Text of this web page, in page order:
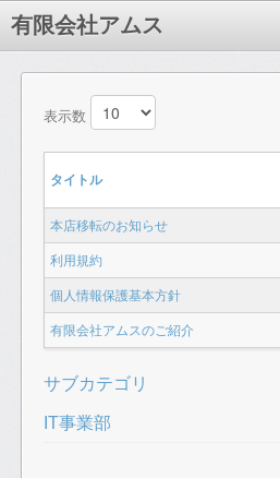
有限会社アムス
表示数
タイトル
本店移転のお知らせ
利用規約
個人情報保護基本方針
有限会社アムスのご紹介
サブカテゴリ
IT事業部